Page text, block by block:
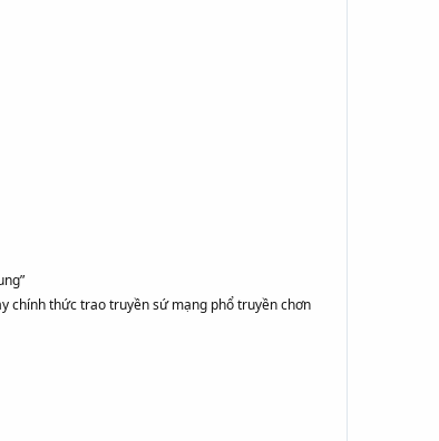
chính thức trao truyền sứ mạng phổ truyền chơn